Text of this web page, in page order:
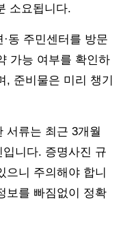
소요됩니다.
동 주민센터를 방문
가능 여부를 확인하
준비물은 미리 챙기
서류는 최근 3개월
니다. 증명사진 규
으니 주의해야 합니
보를 빠짐없이 정확